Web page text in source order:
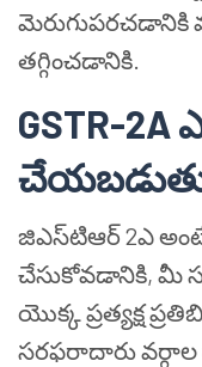
మెరుగుపరచడానికి
తగ్గించడానికి.
GSTR-2A
జిఎస్‌టి‌ఆర్ 2ఎ
చేసుకోవడానికి, మీ
యొక్క ప్రత్యక్ష
సరఫరాదారు